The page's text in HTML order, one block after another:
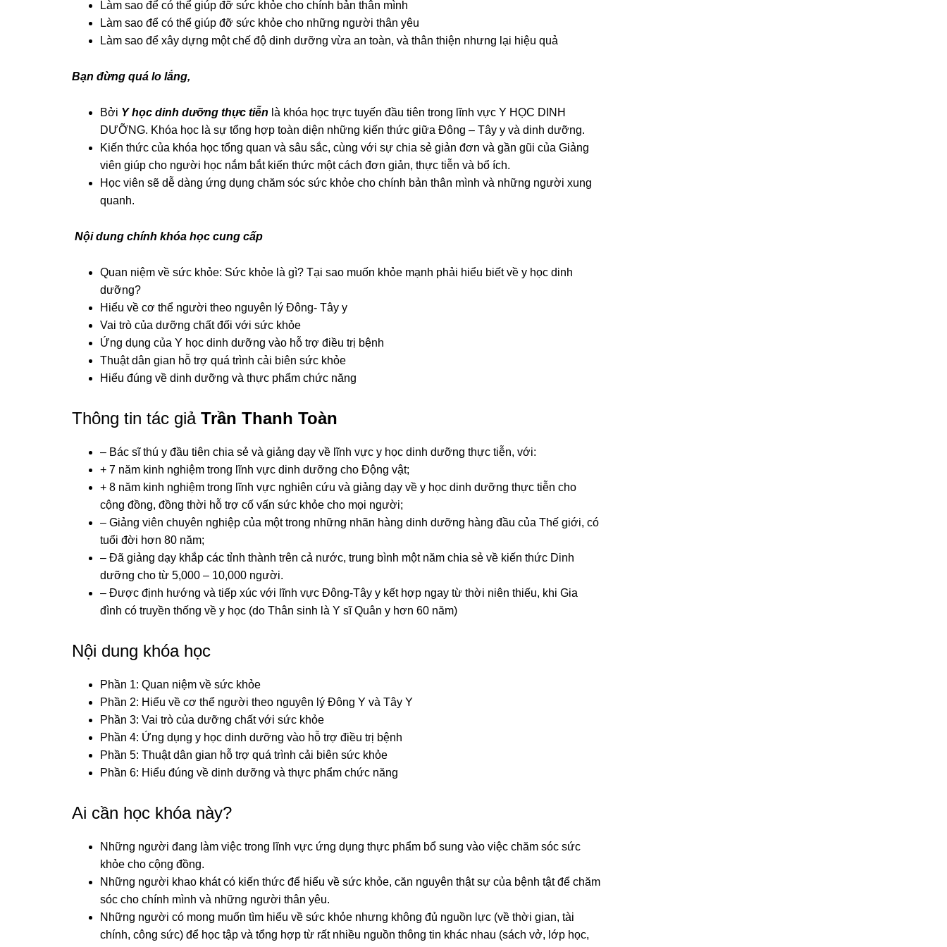
Làm sao để có thể giúp đỡ sức khỏe cho chính bản thân mình
Làm sao để có thể giúp đỡ sức khỏe cho những người thân yêu
Làm sao để xây dựng một chế độ dinh dưỡng vừa an toàn, và thân thiện nhưng lại hiệu quả
Bạn đừng quá lo lắng,
Bởi Y học dinh dưỡng thực tiễn là khóa học trực tuyến đầu tiên trong lĩnh vực Y HỌC DINH
DƯỠNG. Khóa học là sự tổng hợp toàn diện những kiến thức giữa Đông – Tây y và dinh dưỡng.
Kiến thức của khóa học tổng quan và sâu sắc, cùng với sự chia sẻ giản đơn và gần gũi của Giảng
viên giúp cho người học nắm bắt kiến thức một cách đơn giản, thực tiễn và bổ ích.
Học viên sẽ dễ dàng ứng dụng chăm sóc sức khỏe cho chính bản thân mình và những người xung
quanh.
Nội dung chính khóa học cung cấp
Quan niệm về sức khỏe: Sức khỏe là gì? Tại sao muốn khỏe mạnh phải hiểu biết về y học dinh
dưỡng?
Hiểu về cơ thể người theo nguyên lý Đông- Tây y
Vai trò của dưỡng chất đối với sức khỏe
Ứng dụng của Y học dinh dưỡng vào hỗ trợ điều trị bệnh
Thuật dân gian hỗ trợ quá trình cải biên sức khỏe
Hiểu đúng về dinh dưỡng và thực phẩm chức năng
Thông tin tác giả Trần Thanh Toàn
– Bác sĩ thú y đầu tiên chia sẻ và giảng dạy về lĩnh vực y học dinh dưỡng thực tiễn, với:
+ 7 năm kinh nghiệm trong lĩnh vực dinh dưỡng cho Động vật;
+ 8 năm kinh nghiệm trong lĩnh vực nghiên cứu và giảng dạy về y học dinh dưỡng thực tiễn cho
cộng đồng, đồng thời hỗ trợ cố vấn sức khỏe cho mọi người;
– Giảng viên chuyên nghiệp của một trong những nhãn hàng dinh dưỡng hàng đầu của Thế giới, có
tuổi đời hơn 80 năm;
– Đã giảng dạy khắp các tỉnh thành trên cả nước, trung bình một năm chia sẻ về kiến thức Dinh
dưỡng cho từ 5,000 – 10,000 người.
– Được định hướng và tiếp xúc với lĩnh vực Đông-Tây y kết hợp ngay từ thời niên thiếu, khi Gia
đình có truyền thống về y học (do Thân sinh là Y sĩ Quân y hơn 60 năm)
Nội dung khóa học
Phần 1: Quan niệm về sức khỏe
Phần 2: Hiểu về cơ thể người theo nguyên lý Đông Y và Tây Y
Phần 3: Vai trò của dưỡng chất với sức khỏe
Phần 4: Ứng dụng y học dinh dưỡng vào hỗ trợ điều trị bệnh
Phần 5: Thuật dân gian hỗ trợ quá trình cải biên sức khỏe
Phần 6: Hiểu đúng về dinh dưỡng và thực phẩm chức năng
Ai cần học khóa này?
Những người đang làm việc trong lĩnh vực ứng dụng thực phẩm bổ sung vào việc chăm sóc sức
khỏe cho cộng đồng.
Những người khao khát có kiến thức để hiểu về sức khỏe, căn nguyên thật sự của bệnh tật để chăm
sóc cho chính mình và những người thân yêu.
Những người có mong muốn tìm hiểu về sức khỏe nhưng không đủ nguồn lực (về thời gian, tài
chính, công sức) để học tập và tổng hợp từ rất nhiều nguồn thông tin khác nhau (sách vở, lớp học,